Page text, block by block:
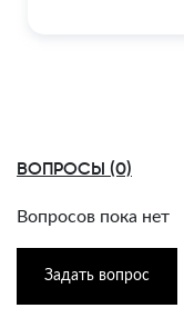
ВОПРОСЫ (0)
Вопросов пока нет
Задать вопрос